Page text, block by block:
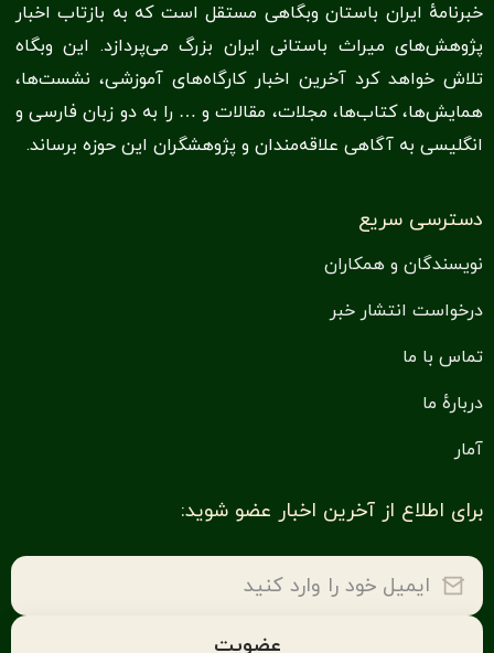
خبرنامهٔ ایران باستان وبگاهی مستقل است که به بازتاب اخبار
پژوهش‌های میراث باستانی ایران بزرگ می‌پردازد. این وبگاه
تلاش خواهد کرد آخرین اخبار کارگاه‌های آموزشی، نشست‌ها،
همایش‌ها، کتاب‌ها‌،‌ مجلات، مقالات و … را به دو زبان فارسی و
انگلیسی به آگاهی علاقه‌مندان و پژوهشگران این حوزه برساند.
دسترسی سریع
نویسندگان و همکاران
درخواست انتشار خبر
تماس با ما
دربارهٔ ما
آمار
برای اطلاع از آخرین اخبار عضو شوید: